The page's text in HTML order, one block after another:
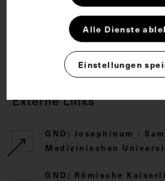
CC BY-NC-SA 4.0
Externe Links
GND: Josephinum -
Medizinischen
GND: Römische
Alle Dienste
Einstellungen